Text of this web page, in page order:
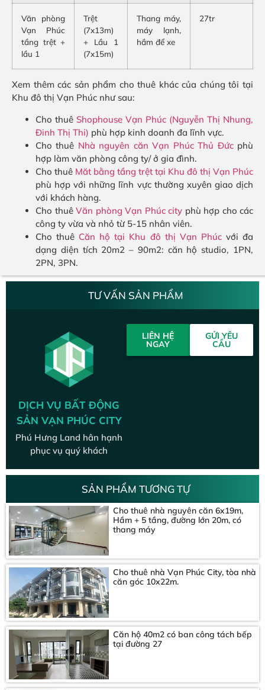
Văn phòng
Vạn Phúc
tầng trệt +
lầu 1
Trệt
(7x13m)
+ Lầu 1
(7x15m)
Thang máy,
máy lạnh,
hầm để xe
27tr
Xem thêm các sản phẩm cho thuê khác của chúng tôi tại
Khu đô thị Vạn Phúc như sau:
Cho thuê Shophouse Vạn Phúc (Nguyễn Thị Nhung,
Đinh Thị Thi) phù hợp kinh doanh đa lĩnh vực.
Cho thuê Nhà nguyên căn Vạn Phúc Thủ Đứcphù
hợp làm văn phòng công ty/ ở gia đình.
Cho thuê Măt bằng tầng trệt tại Khu đô thị Vạn Phúc
phù hợp với những lĩnh vực thường xuyên giao dịch
với khách hàng.
Cho thuê Văn phòng Vạn Phúc city phù hợp cho các
công ty vừa và nhỏ từ 5-15 nhân viên.
Cho thuê Căn hộ tại Khu đô thị Vạn Phúcvới đa
dạng diện tích 20m2 – 90m2: căn hộ studio, 1PN,
2PN, 3PN.
TƯ VẤN SẢN PHẨM
DỊCH VỤ BẤT ĐỘNG
SẢN VẠN PHÚC CITY
Phú Hưng Land hân hạnh
phục vụ quý khách
LIÊN HỆ
NGAY
GỬI YÊU
CẦU
SẢN PHẨM TƯƠNG TỰ
Cho thuê nhà nguyên căn 6x19m,
Hầm + 5 tầng, đường lớn 20m, có
thang máy
Cho thuê nhà Vạn Phúc City, tòa nhà
căn góc 10x22m.
Căn hộ 40m2 có ban công tách bếp
tại đường 27